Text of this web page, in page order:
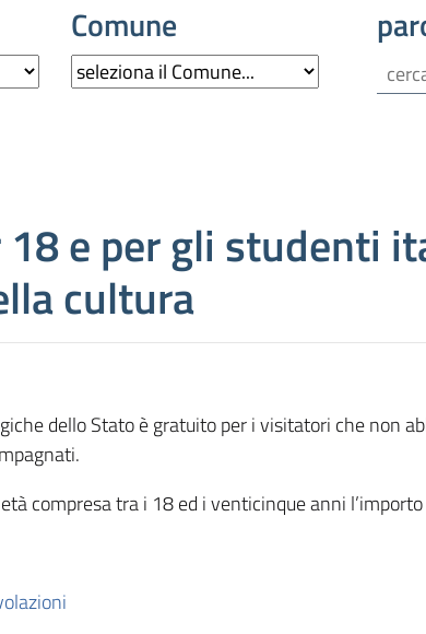
Comune
e per gli studenti
cultura
dello Stato è gratuito per i visitatori che non
compresa tra i 18 ed i venticinque anni